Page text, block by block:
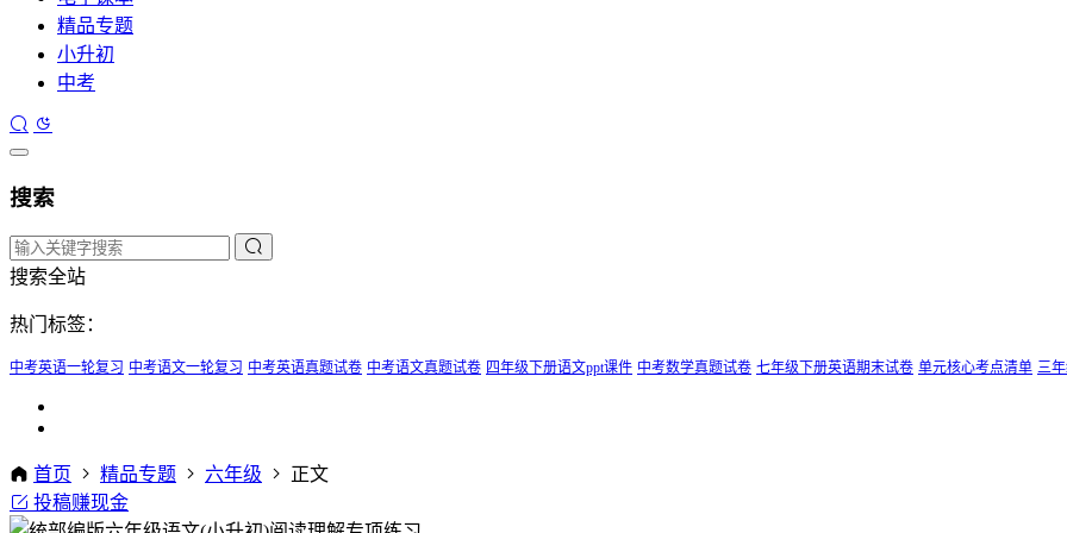
精品专题
小升初
中考
搜索
搜索全站
热门标签：
中考英语一轮复习 中考语文一轮复习 中考英语真题试卷 中考语文真题试卷 四年级下册语文ppt课件 中考数学真题试卷 七年级下册英语期末试卷 单元核心考点清单 三
首页 精品专题 六年级
正文
投稿赚现金